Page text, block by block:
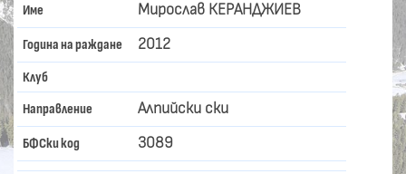
Име Мирослав КЕРАНДЖИЕВ
Година на раждане 2012
Клуб
Направление Алпийски ски
БФСки код 3089